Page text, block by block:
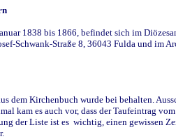
1838 bis 1866, befindet sich im
Schwank-Straße 8, 36043 Fulda und im
dem Kirchenbuch wurde bei behalten.
kam es auch vor, dass der Taufeintrag
der Liste ist es wichtig, einen gewissen